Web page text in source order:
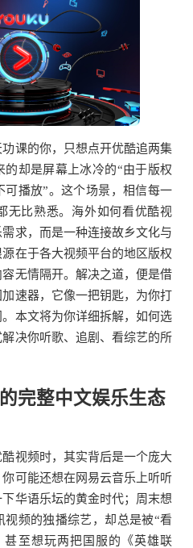
课的你，只想点开优酷追两集
却是屏幕上冰冷的“由于版权
可播放”。这个场景，相信每一
无比熟悉。海外如何看优酷视
求，而是一种连接故乡文化与
在于各大视频平台的地区版权
无情隔开。解决之道，便是借
速器，它像一把钥匙，为你打
本文将为你详细拆解，如何选
决你听歌、追剧、看综艺的所
完整中文娱乐生态
视频时，其实背后是一个庞大
可能还想在网易云音乐上听听
华语乐坛的黄金时代；周末想
频的独播综艺，却总是被“看
甚至想玩两把国服的《英雄联